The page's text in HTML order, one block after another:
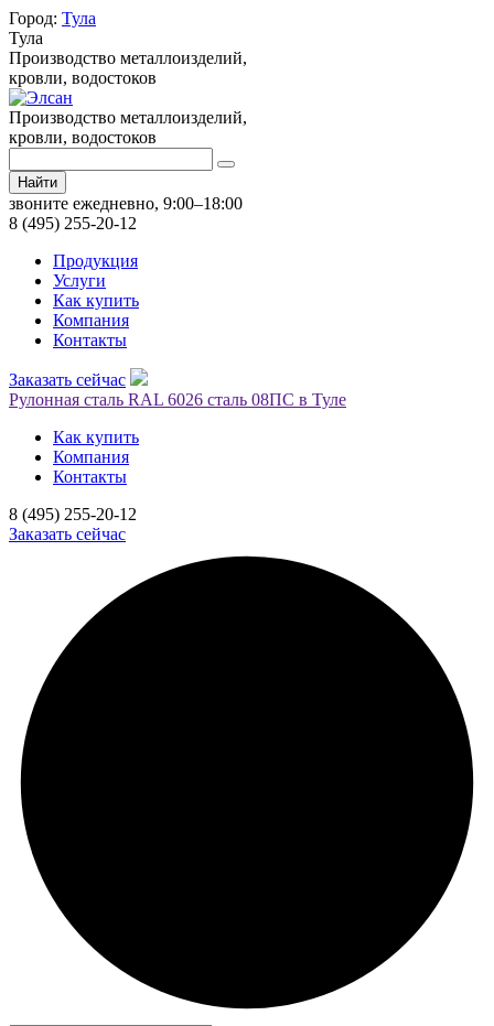
Город: Тула
Тула
Производство металлоизделий,
кровли, водостоков
Производство металлоизделий,
кровли, водостоков
Найти
звоните ежедневно, 9:00–18:00
8 (495) 255-20-12
Продукция
Услуги
Как купить
Компания
Контакты
Заказать сейчас
Рулонная сталь RAL 6026 сталь 08ПС в Туле
Как купить
Компания
Контакты
8 (495) 255-20-12
Заказать сейчас